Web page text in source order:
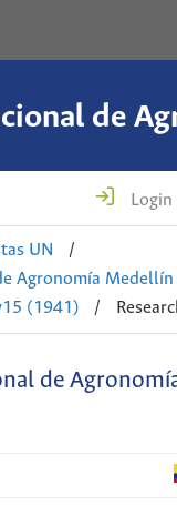
Login
UN
/
Agronomía Medellín
(1941) /
de